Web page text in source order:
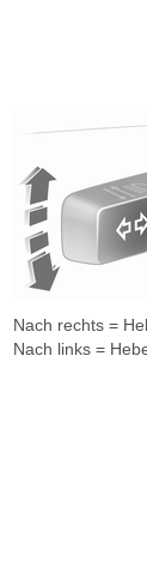
Nach rechts =
Nach links =